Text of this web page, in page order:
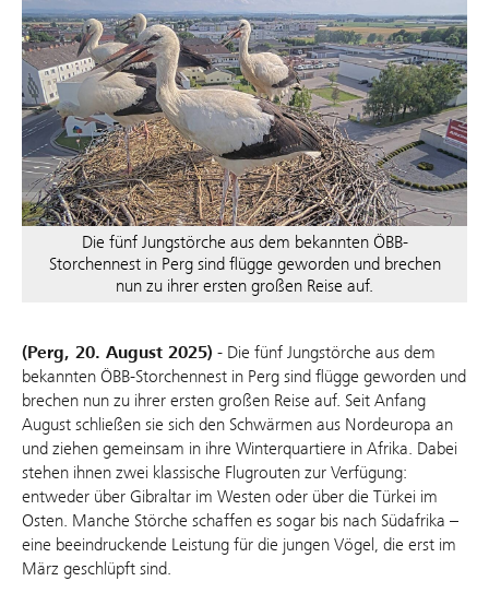
Die fünf Jungstörche aus dem bekannten ÖBB-
Storchennest in Perg sind flügge geworden und brechen
nun zu ihrer ersten großen Reise auf.
(Perg, 20. August 2025) - Die fünf Jungstörche aus dem
bekannten ÖBB-Storchennest in Perg sind flügge geworden und
brechen nun zu ihrer ersten großen Reise auf. Seit Anfang
August schließen sie sich den Schwärmen aus Nordeuropa an
und ziehen gemeinsam in ihre Winterquartiere in Afrika. Dabei
stehen ihnen zwei klassische Flugrouten zur Verfügung:
entweder über Gibraltar im Westen oder über die Türkei im
Osten. Manche Störche schaffen es sogar bis nach Südafrika –
eine beeindruckende Leistung für die jungen Vögel, die erst im
März geschlüpft sind.